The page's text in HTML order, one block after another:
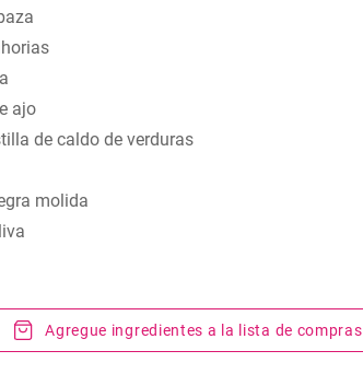
ajo
de caldo de verduras
molida
Agregue ingredientes a la lista de compras